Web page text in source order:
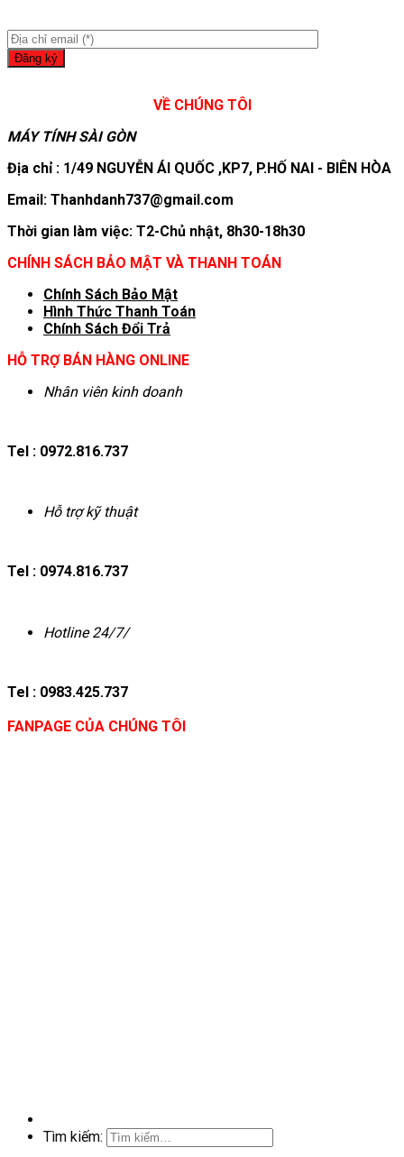
VỀ CHÚNG TÔI
MÁY TÍNH SÀI GÒN
Địa chỉ : 1/49 NGUYỄN ÁI QUỐC ,KP7, P.HỐ NAI - BIÊN HÒA
Email: Thanhdanh737@gmail.com
Thời gian làm việc: T2-Chủ nhật, 8h30-18h30
CHÍNH SÁCH BẢO MẬT VÀ THANH TOÁN
Chính Sách Bảo Mật
Hình Thức Thanh Toán
Chính Sách Đổi Trả
HỖ TRỢ BÁN HÀNG ONLINE
Nhân viên kinh doanh
Tel : 0972.816.737
Hỗ trợ kỹ thuật
Tel : 0974.816.737
Hotline 24/7/
Tel : 0983.425.737
FANPAGE CỦA CHÚNG TÔI
Tìm kiếm: